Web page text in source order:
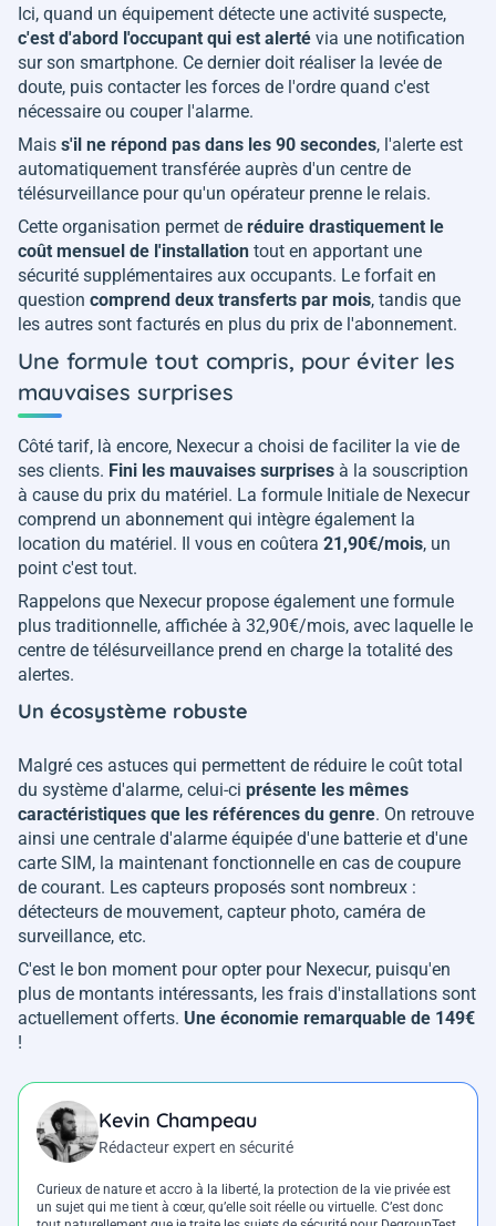
Ici, quand un équipement détecte une activité suspecte,
c'est d'abord l'occupant qui est alerté via une notification
sur son smartphone. Ce dernier doit réaliser la levée de
doute, puis contacter les forces de l'ordre quand c'est
nécessaire ou couper l'alarme.
Mais s'il ne répond pas dans les 90 secondes, l'alerte est
automatiquement transférée auprès d'un centre de
télésurveillance pour qu'un opérateur prenne le relais.
Cette organisation permet de réduire drastiquement le
coût mensuel de l'installation tout en apportant une
sécurité supplémentaires aux occupants. Le forfait en
question comprend deux transferts par mois, tandis que
les autres sont facturés en plus du prix de l'abonnement.
Une formule tout compris, pour éviter les
mauvaises surprises
Côté tarif, là encore, Nexecur a choisi de faciliter la vie de
ses clients. Fini les mauvaises surprises à la souscription
à cause du prix du matériel. La formule Initiale de Nexecur
comprend un abonnement qui intègre également la
location du matériel. Il vous en coûtera 21,90€/mois, un
point c'est tout.
Rappelons que Nexecur propose également une formule
plus traditionnelle, affichée à 32,90€/mois, avec laquelle le
centre de télésurveillance prend en charge la totalité des
alertes.
Un écosystème robuste
Malgré ces astuces qui permettent de réduire le coût total
du système d'alarme, celui-ci présente les mêmes
caractéristiques que les références du genre. On retrouve
ainsi une centrale d'alarme équipée d'une batterie et d'une
carte SIM, la maintenant fonctionnelle en cas de coupure
de courant. Les capteurs proposés sont nombreux :
détecteurs de mouvement, capteur photo, caméra de
surveillance, etc.
C'est le bon moment pour opter pour Nexecur, puisqu'en
plus de montants intéressants, les frais d'installations sont
actuellement offerts. Une économie remarquable de 149€
!
Kevin Champeau
Rédacteur expert en sécurité
Curieux de nature et accro à la liberté, la protection de la vie privée est
un sujet qui me tient à cœur, qu’elle soit réelle ou virtuelle. C’est donc